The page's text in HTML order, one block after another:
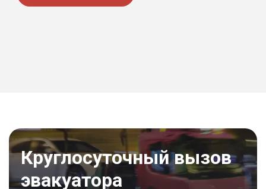
Круглосуточный вызов
эвакуатора